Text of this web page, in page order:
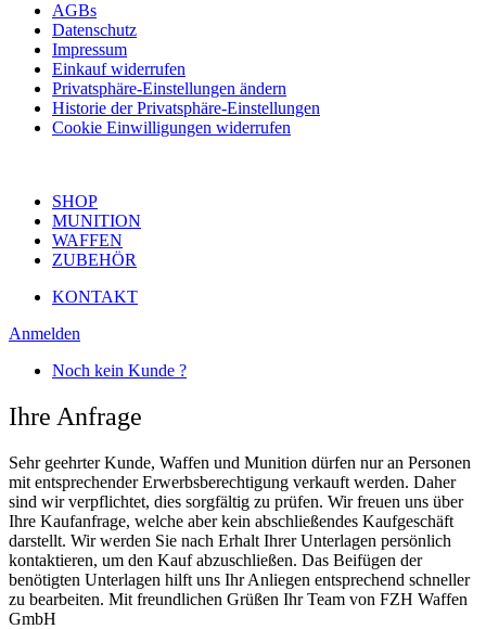
AGBs
Datenschutz
Impressum
Einkauf widerrufen
Privatsphäre-Einstellungen ändern
Historie der Privatsphäre-Einstellungen
Cookie Einwilligungen widerrufen
SHOP
MUNITION
WAFFEN
ZUBEHÖR
KONTAKT
Anmelden
Noch kein Kunde ?
Ihre Anfrage
Sehr geehrter Kunde, Waffen und Munition dürfen nur an Personen
mit entsprechender Erwerbsberechtigung verkauft werden. Daher
sind wir verpflichtet, dies sorgfältig zu prüfen. Wir freuen uns über
Ihre Kaufanfrage, welche aber kein abschließendes Kaufgeschäft
darstellt. Wir werden Sie nach Erhalt Ihrer Unterlagen persönlich
kontaktieren, um den Kauf abzuschließen. Das Beifügen der
benötigten Unterlagen hilft uns Ihr Anliegen entsprechend schneller
zu bearbeiten. Mit freundlichen Grüßen Ihr Team von FZH Waffen
GmbH